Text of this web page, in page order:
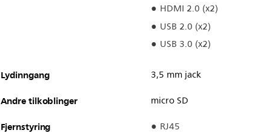
HDMI 2.0 (x2)
USB 2.0 (x2)
USB 3.0 (x2)
Lydinngang 3,5 mm jack
Andre tilkoblinger micro SD
Fjernstyring
RJ45